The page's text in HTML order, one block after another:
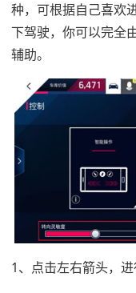
种，可根据自己喜欢
下驾驶，你可以完全
辅助。
1、点击左右箭头，进